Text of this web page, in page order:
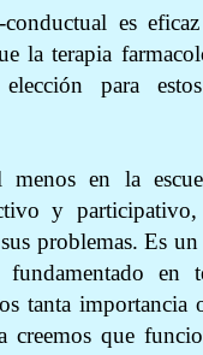
es
la terapia
para
menos en la
y
problemas. Es
en
tanta
creemos que